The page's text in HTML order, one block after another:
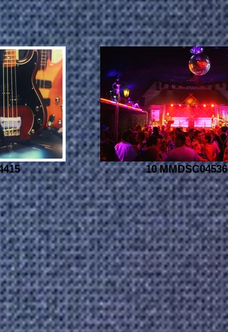
10 MMDSC04536